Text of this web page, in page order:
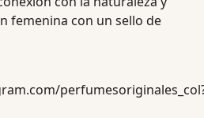
femenina con un sello de